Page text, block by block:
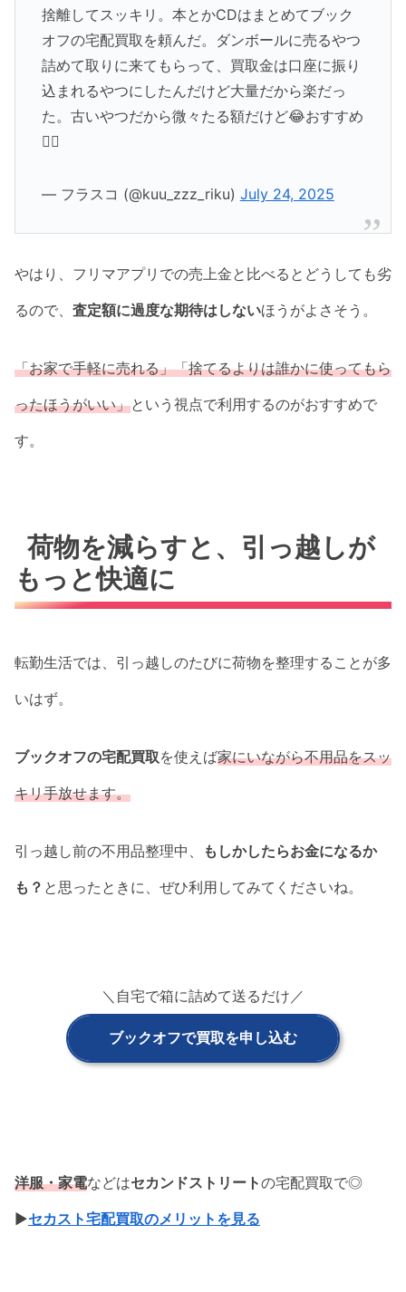
捨離してスッキリ。本とかCDはまとめてブック
オフの宅配買取を頼んだ。ダンボールに売るやつ
詰めて取りに来てもらって、買取金は口座に振り
込まれるやつにしたんだけど大量だから楽だっ
た。古いやつだから微々たる額だけど😂おすすめ
👍🏻
— フラスコ (@kuu_zzz_riku) July 24, 2025
やはり、フリマアプリでの売上金と比べるとどうしても劣
るので、 査定額に過度な期待はしないほうがよさそう。
「お家で手軽に売れる」「捨てるよりは誰かに使ってもら
ったほうがいい」という視点で利用するのがおすすめで
す。
荷物を減らすと、引っ越しが
もっと快適に
転勤生活では、引っ越しのたびに荷物を整理することが多
いはず。
ブックオフの宅配買取を使えば家にいながら不用品をスッ
キリ手放せます。
引っ越し前の不用品整理中、
もしかしたらお金になるか
も？ と思ったときに、ぜひ利用してみてくださいね。
＼自宅で箱に詰めて送るだけ／
ブックオフで買取を申し込む
洋服・家電などはセカンドストリートの宅配買取で◎
▶セカスト宅配買取のメリットを見る